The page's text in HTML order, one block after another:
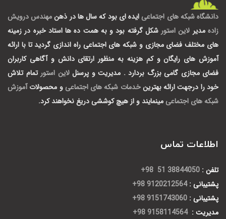
دانشگاه شبکه های اجتماعی ایده ای بود که سال ها در ذهنمهندس درویش
زاده مدیر لاین استور شکل گرفته بود و به همت ده ها استاد خبره در زمینه
های مختلف فضای مجازی و شبکه های اجتماعی راه اندازی گردید تا با ارائه
آموزش های رایگان و کم هزینه به منظور ارتقای دانش و آگاهی کاربران
فضای مجازی گامی بزرگ بردارد . مدیریت و پرسنللاین استور تمام تلاش
خود را درجهت ارائه بهترینخدمات شبکه های اجتماعی و محصولات آموزش
شبکه های اجتماعی مینمایند و از هیچ کوششی دریغ نخواهند کرد.
اطلاعات تماس
تلفن : 38844050 51 98+
پشتیبانی : 9120212564 98+
پشتیبانی : 9151743060 98+
مدیریت : 9158114564 98+